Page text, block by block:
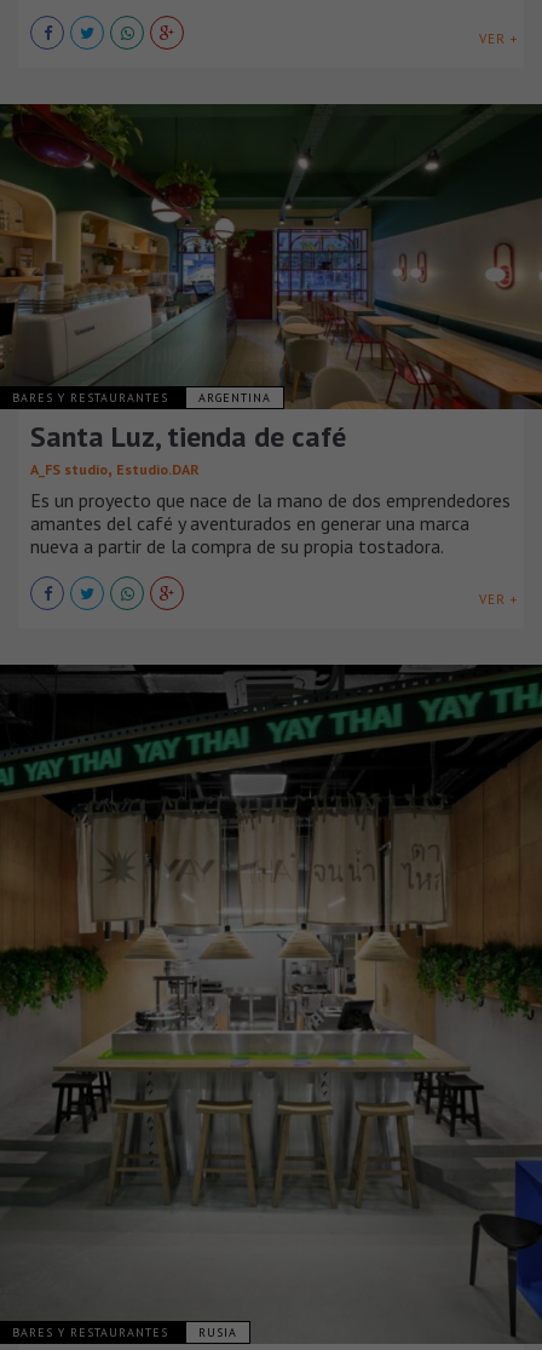
VER +
BARES Y RESTAURANTES ARGENTINA
Santa Luz, tienda de café
A_FS studio, Estudio.DAR
Es un proyecto que nace de la mano de dos emprendedores
amantes del café y aventurados en generar una marca
nueva a partir de la compra de su propia tostadora.
VER +
BARES Y RESTAURANTES RUSIA